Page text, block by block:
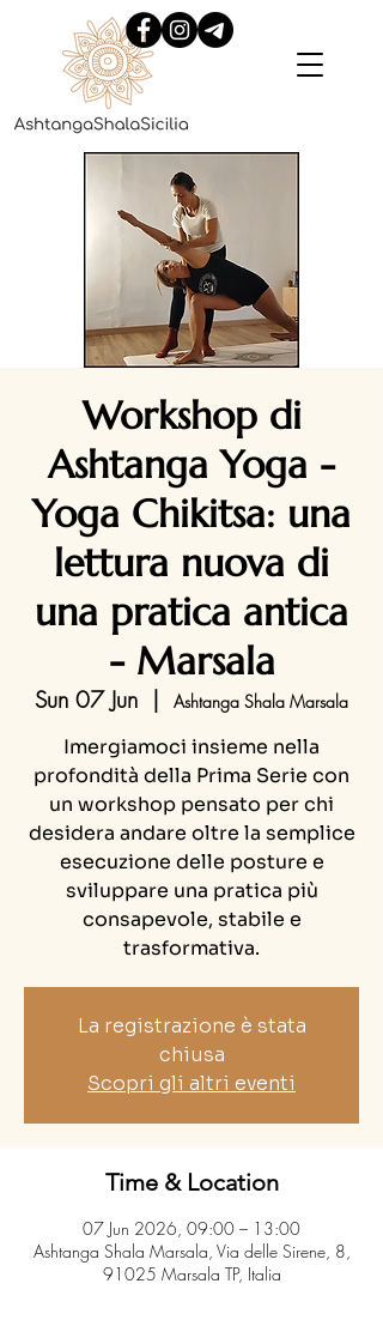
Workshop di
Ashtanga Yoga -
Yoga Chikitsa: una
lettura nuova di
una pratica antica
- Marsala
Sun 07 Jun
  |
Ashtanga Shala Marsala
Imergiamoci insieme nella
profondità della Prima Serie con
un workshop pensato per chi
desidera andare oltre la semplice
esecuzione delle posture e
sviluppare una pratica più
consapevole, stabile e
trasformativa.
La registrazione è stata
chiusa
Scopri gli altri eventi
Time & Location
07 Jun 2026, 09:00 – 13:00
Ashtanga Shala Marsala, Via delle Sirene, 8,
91025 Marsala TP, Italia